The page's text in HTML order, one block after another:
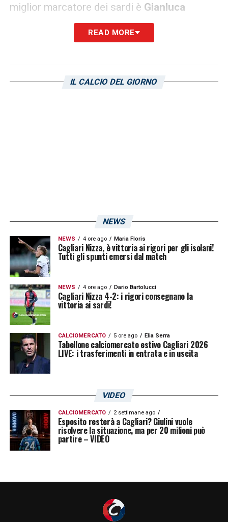
miglior marcatore dei sardi è Gianluca
; per l’attaccante ex Milan, sette gol
in questa stagione, uno su rigore. Contro i
sfondare la retroguardia di Fabregas e
READ MORE
IL CALCIO DEL GIORNO
NEWS
NEWS 4 ore ago Maria Floris
Cagliari Nizza, è vittoria ai rigori per gli isolani!
Tutti gli spunti emersi dal match
NEWS 4 ore ago Dario Bartolucci
Cagliari Nizza 4-2: i rigori consegnano la
vittoria ai sardi!
CALCIOMERCATO 5 ore ago Elia Serra
Tabellone calciomercato estivo Cagliari 2026
LIVE: i trasferimenti in entrata e in uscita
VIDEO
CALCIOMERCATO 2 settimane ago
Esposito resterà a Cagliari? Giulini vuole
risolvere la situazione, ma per 20 milioni può
partire – VIDEO